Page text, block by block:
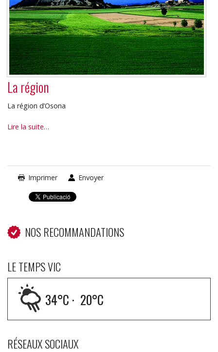
La région
La région d’Osona
La
Lire la suite…
Imprimer Envoyer
NOS RECOMMANDATIONS
LE TEMPS VIC
34°C · 20°C
RÉSEAUX SOCIAUX